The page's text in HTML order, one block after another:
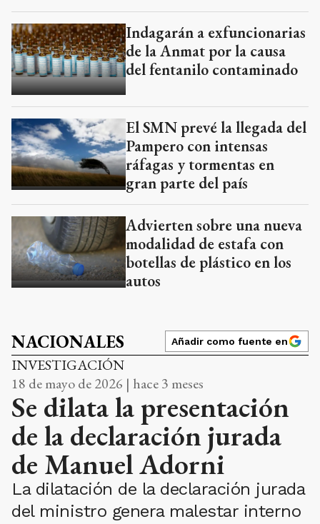
Indagarán a exfuncionarias
de la Anmat por la causa
del fentanilo contaminado
El SMN prevé la llegada del
Pampero con intensas
ráfagas y tormentas en
gran parte del país
Advierten sobre una nueva
modalidad de estafa con
botellas de plástico en los
autos
NACIONALES Añadir como fuente en
INVESTIGACIÓN
18 de mayo de 2026 | hace 3 meses
Se dilata la presentación
de la declaración jurada
de Manuel Adorni
La dilatación de la declaración jurada
del ministro genera malestar interno